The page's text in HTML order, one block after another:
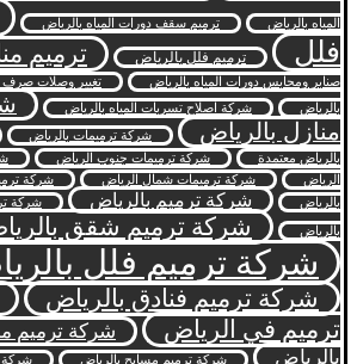
المياه بالرياض ترميم سقف دورات المياه بالرياض
فلل
ترميم فلل بالرياض ترميم
صنابر ومحابس دورات المياه بالرياض
تغيير وصلات صرف
بالرياض
شركة اصلاح تسربات المياه بالرياض
منازل بالرياض
شركة ترميمات بالرياض
بالرياض معتمدة
شركة ترميمات جنوب الرياض
الرياض
شركة ترميمات شمال الرياض
شركة
بالرياض
شركة ترميم بالرياض شركة
بالرياض شركة ترميم شقق
شركة ترميم فلل
شركة ترميم فنادق بالرياض
ترميم في الرياض
شركة ترميم
بالرياض
شركة ترميم مسابح بالرياض شركة